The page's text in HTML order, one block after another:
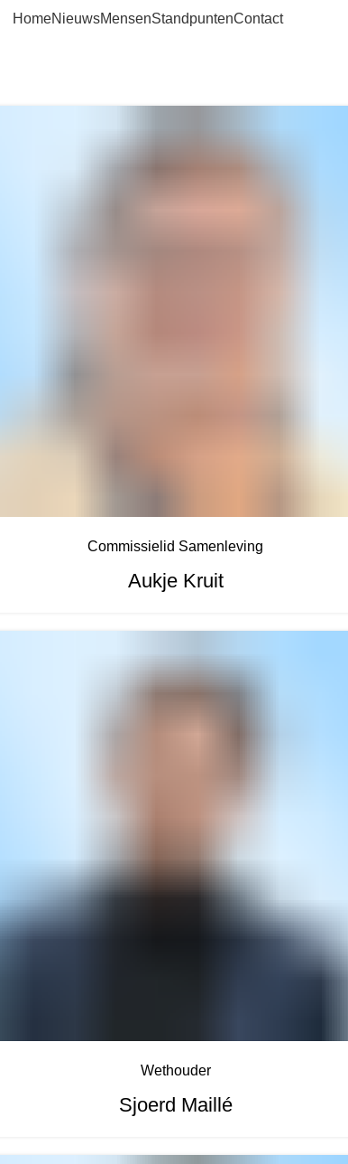
HomeNieuwsMensenStandpuntenContact
Commissielid Samenleving
Aukje Kruit
Wethouder
Sjoerd Maillé